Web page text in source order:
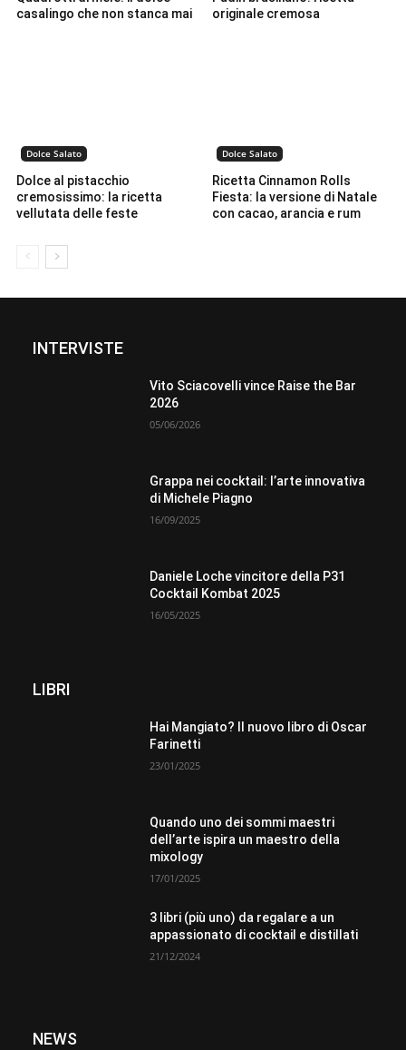
casalingo che non stanca mai
originale cremosa
Dolce Salato
Dolce al pistacchio
cremosissimo: la ricetta
vellutata delle feste
Dolce Salato
Ricetta Cinnamon Rolls
Fiesta: la versione di Natale
con cacao, arancia e rum
INTERVISTE
Vito Sciacovelli vince Raise the Bar
2026
05/06/2026
Grappa nei cocktail: l’arte innovativa
di Michele Piagno
16/09/2025
Daniele Loche vincitore della P31
Cocktail Kombat 2025
16/05/2025
LIBRI
Hai Mangiato? Il nuovo libro di Oscar
Farinetti
23/01/2025
Quando uno dei sommi maestri
dell’arte ispira un maestro della
mixology
17/01/2025
3 libri (più uno) da regalare a un
appassionato di cocktail e distillati
21/12/2024
NEWS